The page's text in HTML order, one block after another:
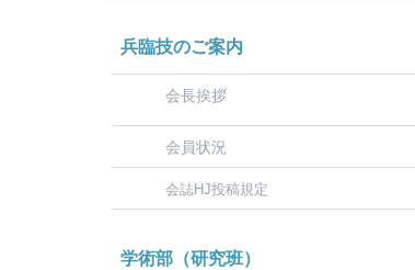
兵臨技のご案内
会長挨拶
会員状況
会誌HJ投稿規定
学術部（研究班）